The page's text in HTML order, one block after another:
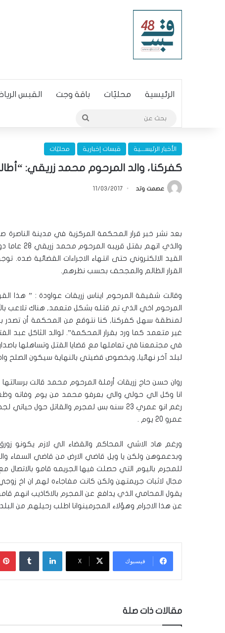
الرئيسية محليّات باقة وجت القبس
الأخبار الرئيســـية قبسات إخبارية محليّات
كفركنا، والد المرحوم محمد زريقي:
عصمت وتد 11/03/2017
بعد نشر خبر قرار المحكمة المركزية في مدينة
والذي
القيد الالكتروني حتى انتهاء الاجراءات القضائية
القرار الظالم والمجحف بحسب نظرهم.
وقالت شقيقة المرحوم ايناس زريقات عواودة : ” هذا
المرحوم اخي الذي تم قتله بشكل متعمد, هناك تلاعب
لمنطقة سهل كفركنا, كنا نتوقع من المحكمة أن تصدر
غير متعمد كما ورد بقرار المحكمة”. لوالد الثاكل عبد
في مجتمعنا في تعاملها مع قضايا القتل وتساهلها
لبلد آخر نهائيا, وبخصوص قضيتي بالنهاية سيكون الصلح
روان حسن حاج زريقات أرملة المرحوم محمد قالت
انا وكل الي حولي والي بعرفو محمد من يوم وفاته
رغم انو عمري 23 سنه بس لمجرم والقاتل
عمرو 20 يوم .
ورغم هاد الاشي المحاكم والقضاء الي لازم يكونو
وبدعموهن ولكن يا ويل قاضي الارض من قاضي السماء
للمجرم باليوم التي حصلت فيها الجريمه قامو
مجال لاثبات جريمتهن ولكن كانت مفاجاءه لهم ان
يقول المحامي الذي يدافع عن المجرم بالاكاذيب انهم
عن هذا الاجرام وهؤلاء المجرمينوانا اطلب رحيلهم من
فيسبوك ‫X
لينكدإن
مقالات ذات صلة